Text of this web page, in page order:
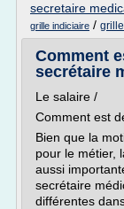
secretaire
grille indiciaire /
Comment
secrétaire
Le salaire /
Comment est
Bien que la
pour le métier,
aussi
secrétaire
différentes